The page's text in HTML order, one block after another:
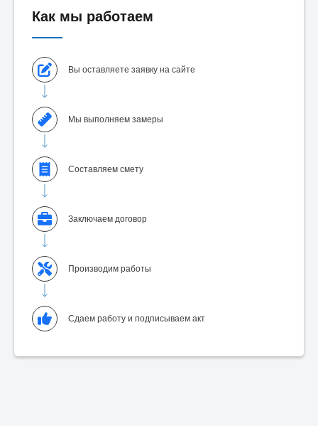
Как мы работаем
Вы оставляете заявку на сайте
Мы выполняем замеры
Составляем смету
Заключаем договор
Производим работы
Сдаем работу и подписываем акт